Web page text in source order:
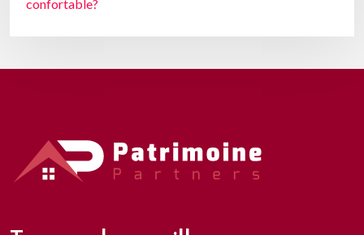
confortable?